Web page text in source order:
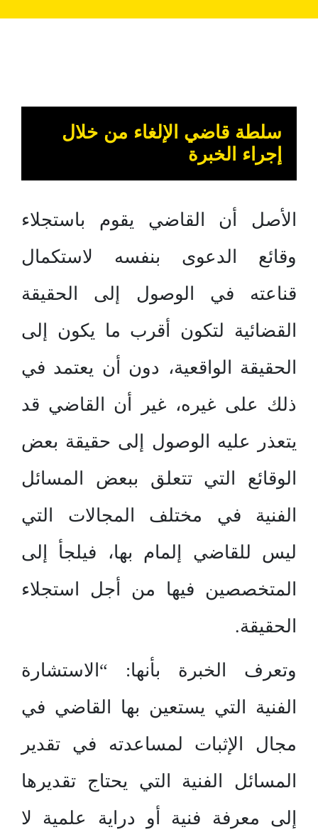
سلطة قاضي الإلغاء من خلال
إجراء الخبرة
الأصل أن القاضي يقوم باستجلاء
وقائع الدعوى بنفسه لاستكمال
قناعته في الوصول إلى الحقيقة
القضائية لتكون أقرب ما يكون إلى
الحقيقة الواقعية، دون أن يعتمد في
ذلك على غيره، غير أن القاضي قد
يتعذر عليه الوصول إلى حقيقة بعض
الوقائع التي تتعلق ببعض المسائل
الفنية في مختلف المجالات التي
ليس للقاضي إلمام بها، فيلجأ إلى
المتخصصين فيها من أجل استجلاء
الحقيقة.
وتعرف الخبرة بأنها: “الاستشارة
الفنية التي يستعين بها القاضي في
مجال الإثبات لمساعدته في تقدير
المسائل الفنية التي يحتاج تقديرها
إلى معرفة فنية أو دراية علمية لا